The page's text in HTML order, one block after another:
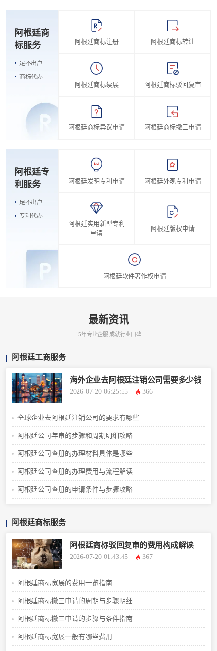
阿根廷商
标服务
足不出户
商标代办
阿根廷商标注册 阿根廷商标转让
阿根廷商标续展 阿根廷商标驳回复审
阿根廷商标异议申请 阿根廷商标撤三申请
阿根廷专
利服务
足不出户
专利代办
阿根廷发明专利申请 阿根廷外观专利申请
阿根廷实用新型专利
申请
阿根廷版权申请
阿根廷软件著作权申请
最新资讯
15年专业企服 成就行业口碑
阿根廷工商服务
海外企业去阿根廷注销公司需要多少钱
2026-07-20 06:25:55 366
全球企业去阿根廷注销公司的要求有哪些
阿根廷公司年审的步骤和周期明细攻略
阿根廷公司查册的办理材料具体是哪些
阿根廷公司查册的办理费用与流程解读
阿根廷公司查册的申请条件与步骤攻略
阿根廷商标服务
阿根廷商标驳回复审的费用构成解读
2026-07-20 01:43:45 367
阿根廷商标宽展的费用一览指南
阿根廷商标撤三申请的周期与步骤明细
阿根廷商标撤三申请的步骤与条件指南
阿根廷商标宽展一般有哪些费用